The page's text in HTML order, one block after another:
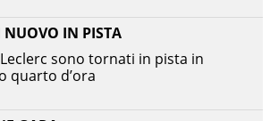
NUOVO IN PISTA
sono tornati in pista in
quarto d’ora